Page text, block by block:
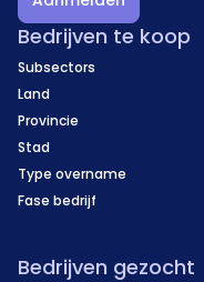
Bedrijven te koop
Subsectors
Land
Provincie
Stad
Type overname
Fase bedrijf
Bedrijven gezocht